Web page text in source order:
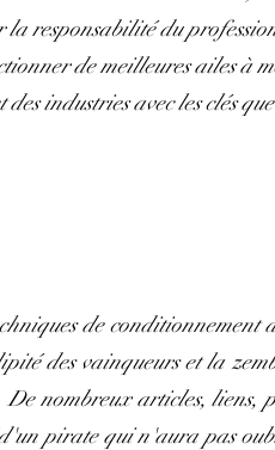
la responsabilité du
de meilleures ailes à
industries avec les clés
de conditionnement
des vainqueurs et la
nombreux articles, liens,
pirate qui n'aura pas